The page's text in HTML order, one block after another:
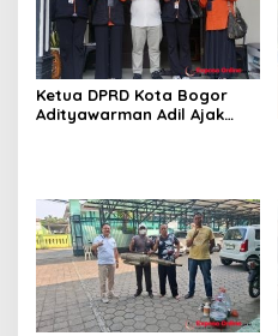
Ketua DPRD Kota Bogor
Adityawarman Adil Ajak